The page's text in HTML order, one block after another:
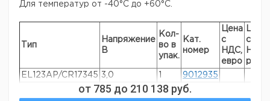
Для температур от -40°C до +60°C.
Тип
Напряжение
В
Кол-
во в
упак.
Кат.
номер
Цена
с
НДС,
евро
Цена
с
НДС,
руб
EL123AP/CR17345 3,0 1
9012935
3,0 1
9012936
от 785 до 210 138 руб.